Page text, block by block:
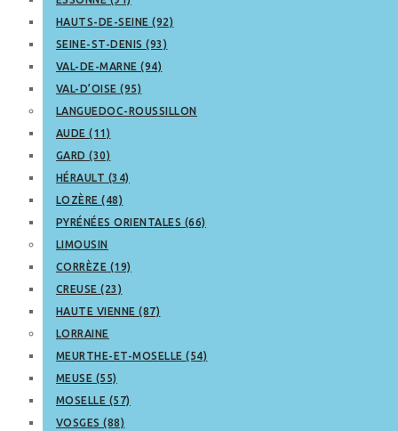
HAUTS-DE-SEINE (92)
SEINE-ST-DENIS (93)
VAL-DE-MARNE (94)
VAL-D’OISE (95)
LANGUEDOC-ROUSSILLON
AUDE (11)
GARD (30)
HÉRAULT (34)
LOZÈRE (48)
PYRÉNÉES ORIENTALES (66)
LIMOUSIN
CORRÈZE (19)
CREUSE (23)
HAUTE VIENNE (87)
LORRAINE
MEURTHE-ET-MOSELLE (54)
MEUSE (55)
MOSELLE (57)
VOSGES (88)